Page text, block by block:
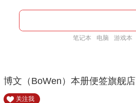
笔记本 电脑 游戏本
博文（BoWen）本册便签旗舰店
关注我